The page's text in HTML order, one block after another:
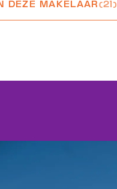
DEZE MAKELAAR (21)